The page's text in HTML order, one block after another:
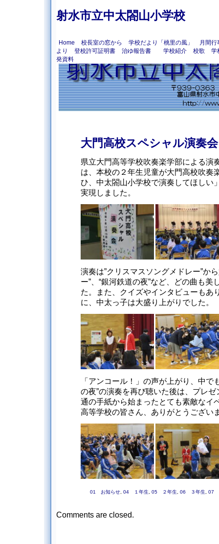
射水市立中太閤山小学校
Home 校長室の窓から 学校だより「桃里の風」
月間行
より
登校許可証明書 治ゆ報告書 学校紹介 校歌
学
発資料
大門高校スペシャル演奏
県立大門高等学校吹奏楽学部による演
は、本校の２年生児童が大門高校吹奏
ひ、中太閤山小学校で演奏してほしい
実現しました。
演奏は”クリスマスソングメドレー”か
ー”、“銀河鉄道の夜”など、どの曲も美
た。また、クイズやインタビューもあ
に、中太っ子は大盛り上がりでした。
「アンコール！」の声が上がり、中で
の夜”の演奏を再び聴いた後は、プレ
通の手紙から始まったとても素敵なイ
高等学校の皆さん、ありがとうござい
01 お知らせ 04 １年生 05 ２年生 06 ３年生 07
Comments are closed.